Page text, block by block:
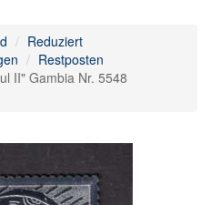
Reduziert
Restposten
II" Gambia Nr. 5548